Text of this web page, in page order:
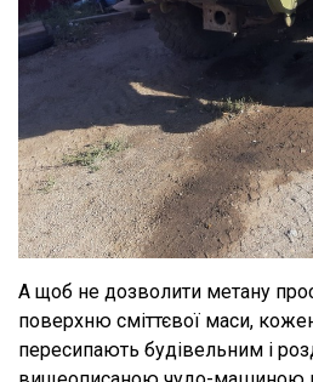
А щоб не дозволити метану
поверхню сміттєвої маси,
пересипають будівельним і